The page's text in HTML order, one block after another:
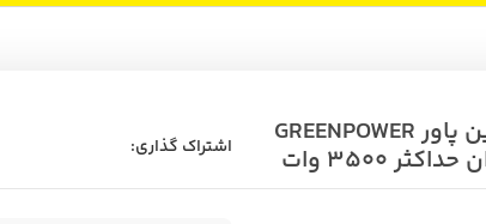
موتور برق بنزینی گرین پاور GREENPOWER اشتراک گذاری: